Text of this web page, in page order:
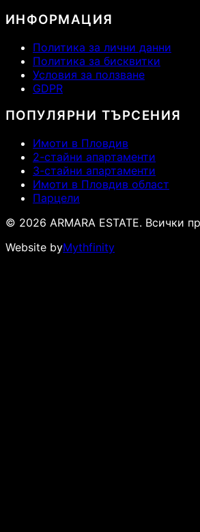
ИНФОРМАЦИЯ
Политика за лични данни
Политика за бисквитки
Условия за ползване
GDPR
ПОПУЛЯРНИ ТЪРСЕНИЯ
Имоти в Пловдив
2-стайни апартаменти
3-стайни апартаменти
Имоти в Пловдив област
Парцели
© 2026 ARMARA ESTATE. Всички
Website byMythfinity